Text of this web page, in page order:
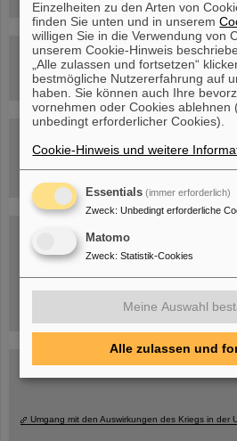
Rundflug über die FAIR-
jetzt Termin buchen!
Blog Beam On
Menschen ...hinter GSI
Umgang mit den Auswirkungen des Kriegs in der
Einzelheiten zu den Arten von
finden Sie unten und in unserem
willigen Sie in die Verwendung von
unserem Cookie-Hinweis
„Alle zulassen und fortsetzen“
bestmögliche Nutzererfahrung auf
haben. Sie können auch Ihre
vornehmen oder Cookies ablehnen
unbedingt erforderlicher Cookies).
Cookie-Hinweis und weitere
Essentials (immer erforderlich)
Zweck: Unbedingt erforderliche
Matomo
Zweck: Statistik-Cookies
Meine Auswahl
Alle zulassen und